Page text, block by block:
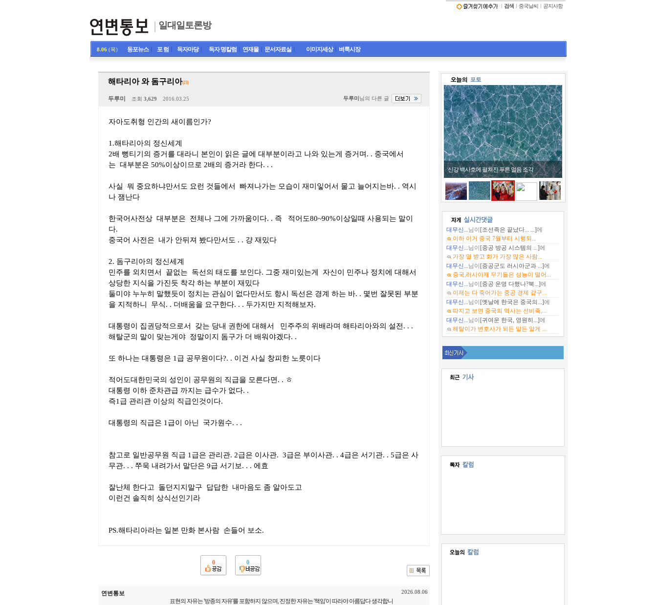
일대일토론방
검색 중국날씨 공지사항
8.06 (목) 동포뉴스ㅣ 포 럼 독자마당ㅣ 독자 명칼럼 연재물ㅣ 문서자료실 이미지세상ㅣ 벼룩시장
해타리아 와 돔구리아(23)
두루미 조회 3,629 2016.03.25 두루미 님의 다른 글
자아도취형 인간의 새이름인가?
1.해타리아의 정신세계
2배 뻥티기의 증거를 대라니 본인이 읽은 글에 대부분이라고 나와 있는게 증거며. . 중국에서
는 대부분은 50%이상이므로 2배의 증거라 한다. . .
사실 뭐 중요하냐만서도 요런 것들에서 빠져나가는 모습이 재미잏어서 물고 늘어지는바. . 역시
나 잼난다
한국어사전상 대부분은 전체나 그에 가까움이다. . 즉 적어도80~90%이상일때 사용되는 말이
다.
중국어 사전은 내가 안뒤져 봤다만서도 . . 걍 재밌다
2. 돔구리아의 정신세계
민주를 외치면서 끝없는 독선의 태도를 보인다. 그중 재미있는게 자신이 민주나 정치에 대해서
상당한 지식을 가진듯 착각 하는 부분이 재밌다
둘미야 누누히 말했듯이 정치는 관심이 없다만서도 항시 독선은 경계 하는 바. . 몇번 잘못된 부분
을 지적하니 무식. . 더배움을 요구한다. . . 두가지만 지적해보자.
대통령이 집권당적으로서 갖는 당내 권한에 대해서 민주주의 위배라며 해타리아와의 설전. . .
해탈군의 말이 맞는게야 정말이지 돔구가 더 배워야겠다. .
또 하나는 대통령은 1급 공무원이다?. . 이건 사실 창피한 노릇이다
적어도대한민국의 성인이 공무원의 직급을 모른다면. . ㅎ
대통령 이하 준차관급 까지는 급수가 없다. .
즉1급 관리관 이상의 직급인것이다.
대통령의 직급은 1급이 아닌 국가원수. . .
참고로 일반공무원 직급 1급은 관리관. 2급은 이사관. 3급은 부이사관. . 4급은 서기관. . 5급은 사
무관. . . 쭈욱 내려가서 말단은 9급 서기보. . . 에효
잘난체 한다고 돌던지지말구 답답한 내마음도 좀 알아도고
이런건 솔직히 상식선인기라
PS.해타리아라는 일본 만화 본사람 손들어 보소.
0 0
연변통보
표현의 자유는 '방종의 자유'를 포함하지 않으며, 진정한 자유는 '책임'이 따라야 아름답다 생각합니
2026.08.06
어린이들 호랑이 모자 쓰고 '활짝'
대무신...님이 [조선족은 끝났다... ...]에
이하 이거 중국 7월부터 시행되...
대무신...님이 [중공 방공 시스템의 ...]에
가장 열 받고 화가 가장 많은 사람...
대무신...님이 [중공군도 러시아군과 ...]에
중국,러시아제 무기들은 성능이 떨어...
대무신...님이 [중공 운명 다했나?북...]에
이제는 다 죽어가는 중공 경제 같구...
대무신...님이 [옛날에 한국은 중국의...]에
따지고 보면 중국의 역사는 선비족,...
대무신...님이 [귀여운 한국, 영원히...]에
해탈이가 변호사가 되든 말든 알게 ...